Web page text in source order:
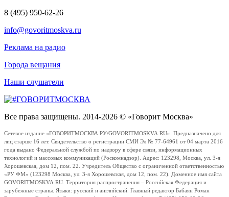
8 (495) 950-62-26
info@govoritmoskva.ru
Реклама на радио
Города вещания
Наши слушатели
Все права защищены. 2014-2026 © «Говорит Москва»
Сетевое издание «ГОВОРИТМОСКВА.РУ/GOVORITMOSKVA.RU». Предназначено для
лиц старше 16 лет. Свидетельство о регистрации СМИ Эл № 77-64961 от 04 марта 2016
года выдано Федеральной службой по надзору в сфере связи, информационных
технологий и массовых коммуникаций (Роскомнадзор). Адрес: 123298, Москва, ул. 3-я
Хорошевская, дом 12, пом. 22. Учредитель Общество с ограниченной ответственностью
«РУ ФМ» (123298 Москва, ул. 3-я Хорошевская, дом 12, пом. 22). Доменное имя сайта
GOVORITMOSKVA.RU. Территория распространения – Российская Федерация и
зарубежные страны. Языки: русский и английский. Главный редактор Бабаян Роман